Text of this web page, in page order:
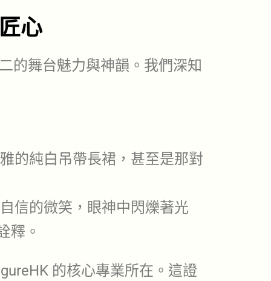
心
的舞台魅力與神韻。我們深知
的純白吊帶長裙，甚至是那對
信的微笑，眼神中閃爍著光
釋。
的核心專業所在。這證